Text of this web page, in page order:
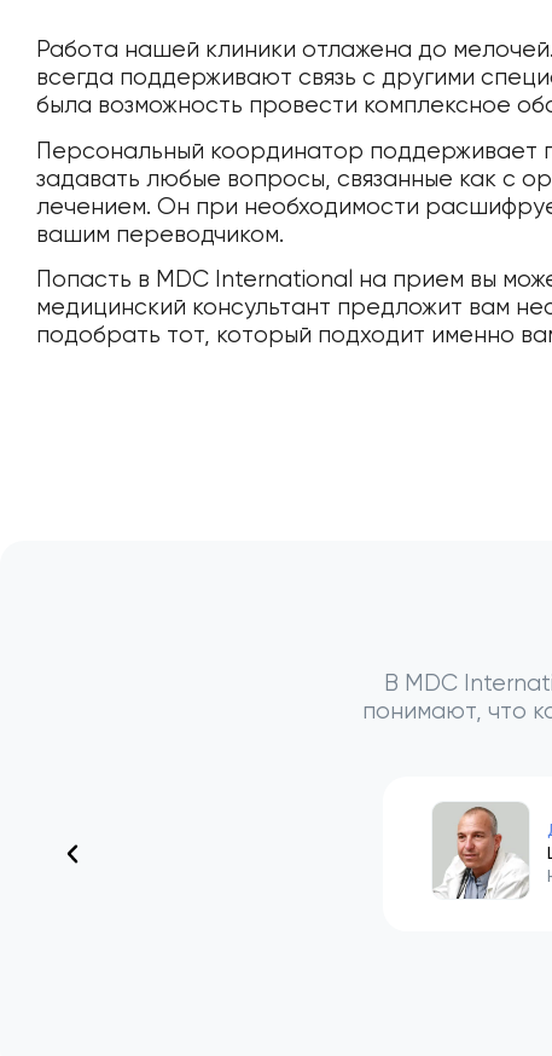
Работа нашей клиники отлажена до
всегда поддерживают связь с другими
была возможность провести комплексное
Персональный координатор поддерживает
задавать любые вопросы, связанные как с
лечением. Он при необходимости
вашим переводчиком.
Попасть в MDC International на прием вы
медицинский консультант предложит вам
подобрать тот, который подходит именно
В MDC
понимают, что